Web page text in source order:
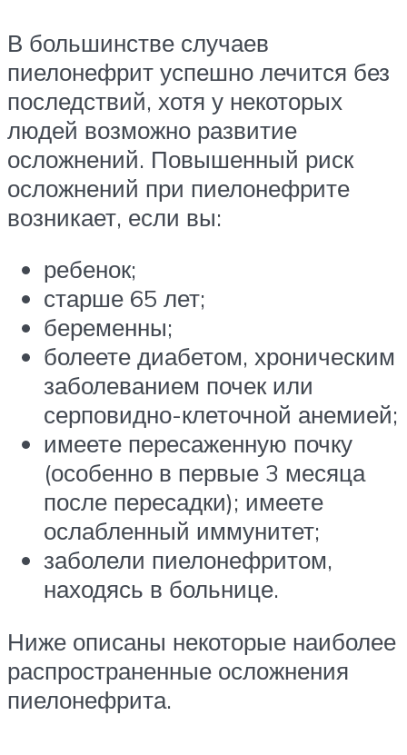
В большинстве случаев
пиелонефрит успешно лечится без
последствий, хотя у некоторых
людей возможно развитие
осложнений. Повышенный риск
осложнений при пиелонефрите
возникает, если вы:
ребенок;
старше 65 лет;
беременны;
болеете диабетом, хроническим
заболеванием почек или
серповидно-клеточной анемией;
имеете пересаженную почку
(особенно в первые 3 месяца
после пересадки); имеете
ослабленный иммунитет;
заболели пиелонефритом,
находясь в больнице.
Ниже описаны некоторые наиболее
распространенные осложнения
пиелонефрита.